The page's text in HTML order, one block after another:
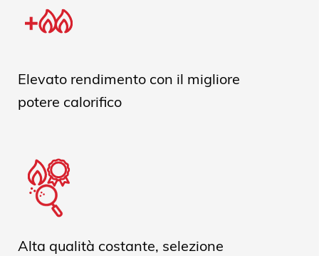
Elevato rendimento con il migliore
potere calorifico
Alta qualità costante, selezione